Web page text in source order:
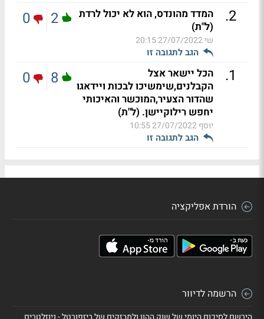
2
.
המדד מהונדס, הוא לא יכול לרדת
(ל"ת)
שי27/07/2022 20:15
הגב לתגובה זו
2
0
1
.
הכל יישאר אצל
הקבלנים,שימשיכו לבכות ויידאגו
שהדור הצעיר,המוכשר והאיכותי
יחפש רילוקיישן. (ל"ת)
יוסף27/07/2022 10:55
הגב לתגובה זו
8
0
הורדת אפליקציה
הרשמה לדיוור